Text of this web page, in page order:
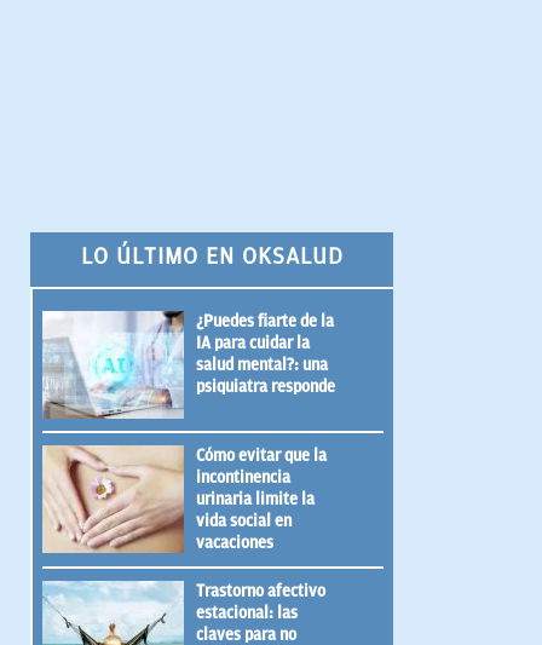
LO ÚLTIMO EN OKSALUD
¿Puedes fiarte de la
IA para cuidar la
salud mental?: una
psiquiatra responde
Cómo evitar que la
incontinencia
urinaria limite la
vida social en
vacaciones
Trastorno afectivo
estacional: las
claves para no